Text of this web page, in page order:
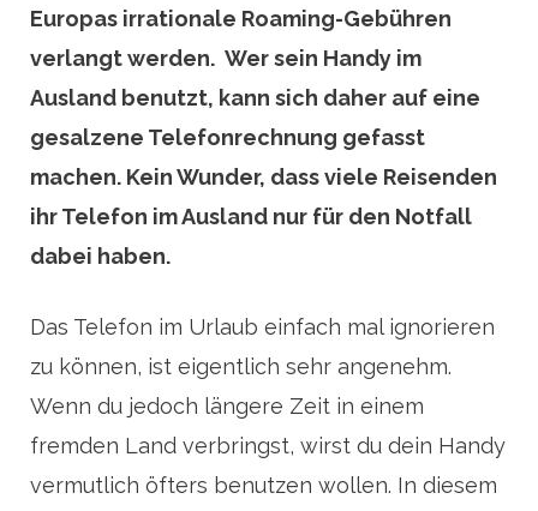
Europas irrationale Roaming-Gebühren
verlangt werden. Wer sein Handy im
Ausland benutzt, kann sich daher auf eine
gesalzene Telefonrechnung gefasst
machen. Kein Wunder, dass viele Reisenden
ihr Telefon im Ausland nur für den Notfall
dabei haben.
Das Telefon im Urlaub einfach mal ignorieren
zu können, ist eigentlich sehr angenehm.
Wenn du jedoch längere Zeit in einem
fremden Land verbringst, wirst du dein Handy
vermutlich öfters benutzen wollen. In diesem